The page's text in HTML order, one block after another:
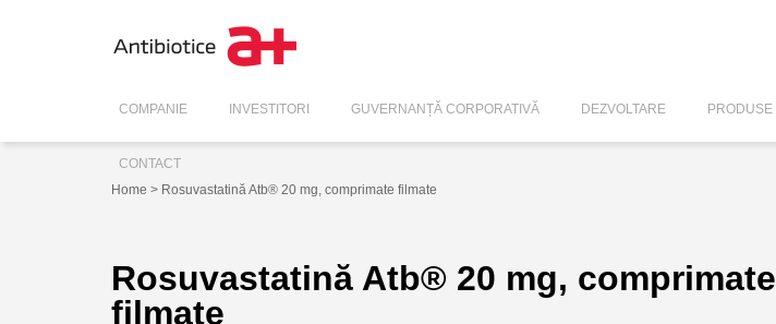
COMPANIE INVESTITORI GUVERNANȚĂ CORPORATIVĂ DEZVOLTARE PRODUSE
CONTACT
Home > Rosuvastatină Atb® 20 mg, comprimate filmate
Rosuvastatină Atb® 20 mg, comprimate
filmate